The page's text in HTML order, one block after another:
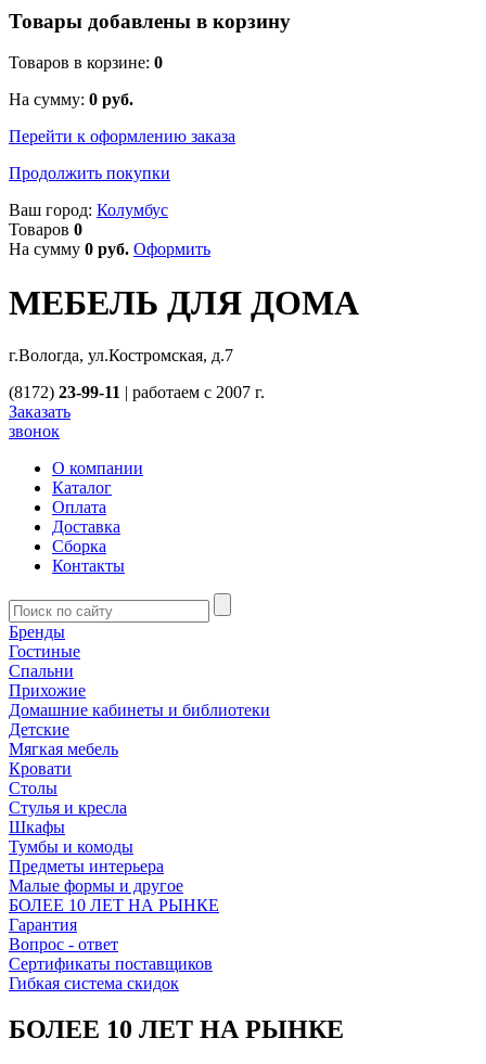
Товары добавлены в корзину
Товаров в корзине: 0
На сумму: 0 руб.
Перейти к оформлению заказа
Продолжить покупки
Ваш город: Колумбус
Товаров 0
На сумму 0 руб. Оформить
МЕБЕЛЬ ДЛЯ ДОМА
г.Вологда, ул.Костромская, д.7
(8172) 23-99-11 | работаем с 2007 г.
Заказать
звонок
О компании
Каталог
Оплата
Доставка
Сборка
Контакты
Бренды
Гостиные
Спальни
Прихожие
Домашние кабинеты и библиотеки
Детские
Мягкая мебель
Кровати
Столы
Стулья и кресла
Шкафы
Тумбы и комоды
Предметы интерьера
Малые формы и другое
БОЛЕЕ 10 ЛЕТ НА РЫНКЕ
Гарантия
Вопрос - ответ
Сертификаты поставщиков
Гибкая система скидок
БОЛЕЕ 10 ЛЕТ НА РЫНКЕ